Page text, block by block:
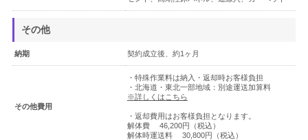
0120-381-808
9:00～12:00 / 13:00～17:30
（土・日・祝日を除く）
（株）ヤマハミュージックジャパン レンタル・リース課
その他
納期 契約成立後、約1ヶ月
その他費用
・特殊作業料は納入・返却時お客様負担
・北海道・東北一部地域：別途運送加算料
※詳しくはこちら
・返却費用はお客様負担となります。
解体費 46,200円（税込）
解体時運送料 30,800円（税込）